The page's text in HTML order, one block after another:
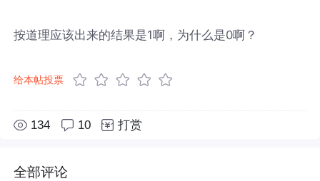
按道理应该出来的结果是1啊，为什么是0啊？
给本帖投票
134 10 打赏
全部评论